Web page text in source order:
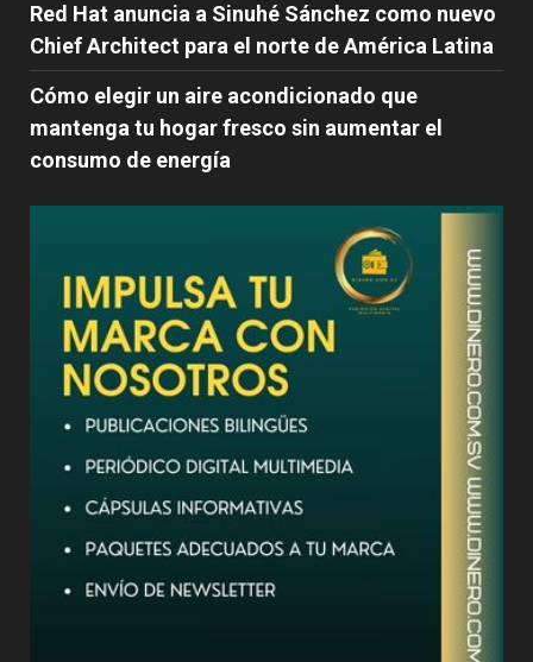
Red Hat anuncia a Sinuhé Sánchez como nuevo
Chief Architect para el norte de América Latina
Cómo elegir un aire acondicionado que
mantenga tu hogar fresco sin aumentar el
consumo de energía